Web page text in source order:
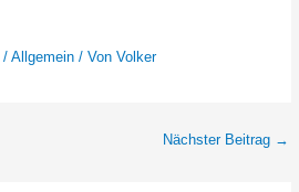
/ Allgemein/ Von Volker
Nächster Beitrag →